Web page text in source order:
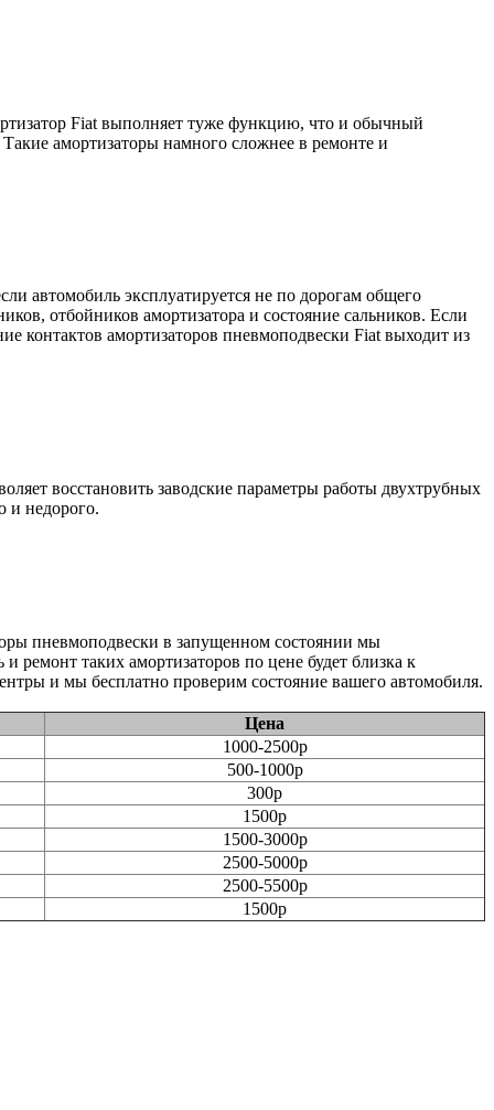
Fiat выполняет туже функцию, что и обычный
амортизаторы намного сложнее в ремонте и
автомобиль эксплуатируется не по дорогам общего
отбойников амортизатора и состояние сальников. Если
контактов амортизаторов пневмоподвески Fiat выходит из
восстановить заводские параметры работы двухтрубных
и недорого.
пневмоподвески в запущенном состоянии мы
ремонт таких амортизаторов по цене будет близка к
и мы бесплатно проверим состояние вашего автомобиля.
Цена
1000-2500р
500-1000р
300р
1500р
1500-3000р
2500-5000р
2500-5500р
1500р